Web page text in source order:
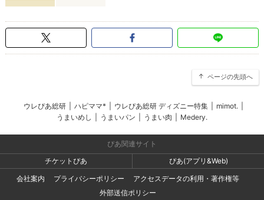
ページの先頭へ
ウレぴあ総研 ハピママ* ウレぴあ総研 ディズニー特集 mimot.
うまいめし
うまいパン うまい肉 Medery.
ぴあ関連サイト
チケットぴあ
ぴあ(アプリ&Web)
会社案内
プライバシーポリシー
アクセスデータの利用・著作権等
外部送信ポリシー